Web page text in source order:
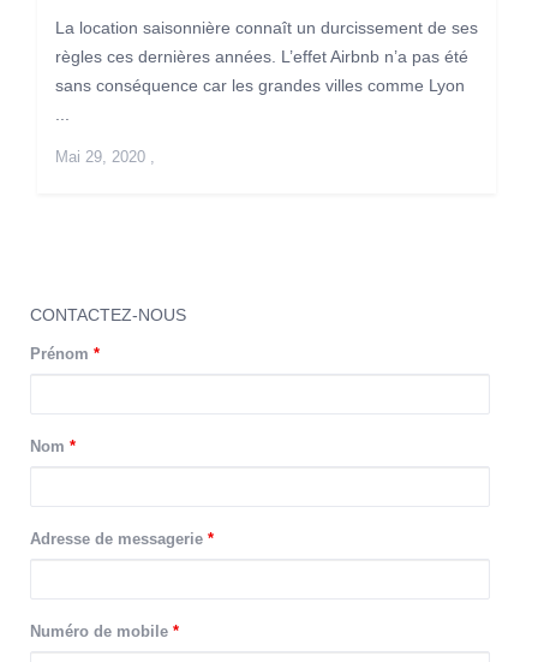
La location saisonnière connaît un durcissement de ses
règles ces dernières années. L’effet Airbnb n’a pas été
sans conséquence car les grandes villes comme Lyon
Mai 29, 2020,
CONTACTEZ-NOUS
Prénom *
Nom *
Adresse de messagerie *
Numéro de mobile *